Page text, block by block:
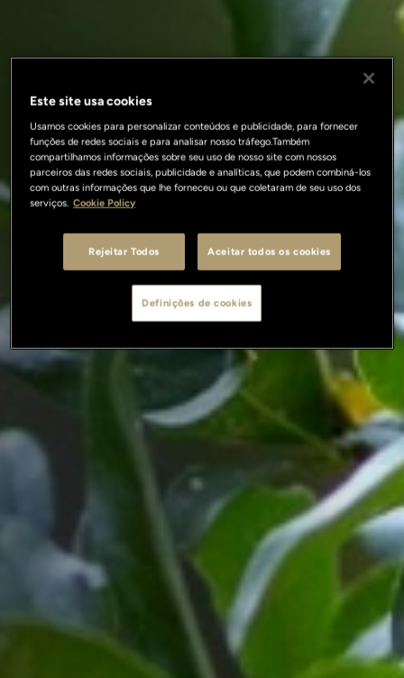
Este site usa cookies
Usamos cookies para personalizar conteúdos e publicidade, para fornecer
funções de redes sociais e para analisar nosso tráfego.Também
compartilhamos informações sobre seu uso de nosso site com nossos
parceiros das redes sociais, publicidade e analíticas, que podem combiná-los
com outras informações que lhe forneceu ou que coletaram de seu uso dos
serviços. Cookie Policy
Rejeitar Todos Aceitar todos os cookies
Definições de cookies